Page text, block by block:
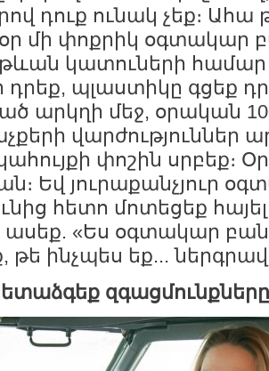
դուք ունակ չեք։ Ահա
մի փոքրիկ օգտակար
կատուների համար
դրեք, պլաստիկը գցեք
արկղի մեջ, օրական
վարժություններ
փոշին սրբեք։
Եվ յուրաքանչյուր
հետո մոտեցեք
«Ես օգտակար բան
ինչպես եք...
զգացմունքները